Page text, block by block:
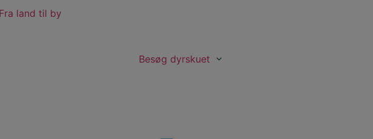
Fra land til by
Besøg dyrskuet